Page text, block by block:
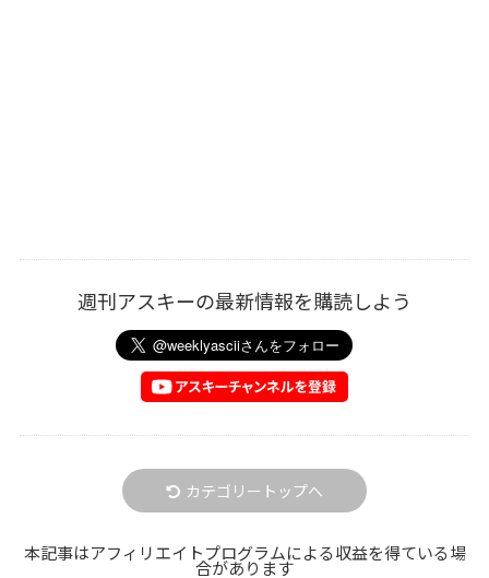
週刊アスキーの最新情報を購読しよう
カテゴリートップへ
本記事はアフィリエイトプログラムによる収益を得ている場
合があります